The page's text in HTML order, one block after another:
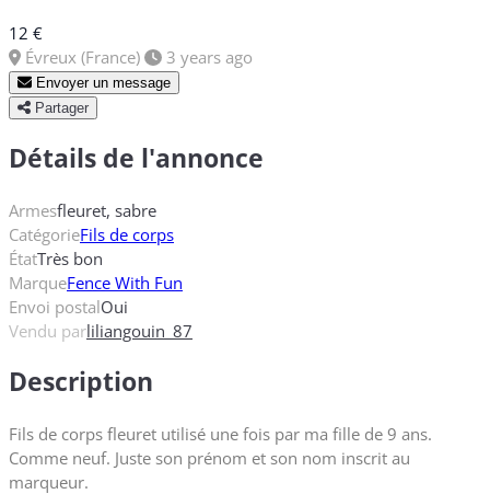
12 €
Évreux (France)
3 years ago
Envoyer un message
Partager
Détails de l'annonce
Armesfleuret, sabre
CatégorieFils de corps
ÉtatTrès bon
MarqueFence With Fun
Envoi postalOui
Vendu parliliangouin_87
Description
Fils de corps fleuret utilisé une fois par ma fille de 9 ans.
Comme neuf. Juste son prénom et son nom inscrit au
marqueur.